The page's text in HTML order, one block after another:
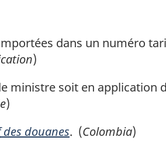
dans un numéro
)
soit en application
)
des douanes. (Colombia)